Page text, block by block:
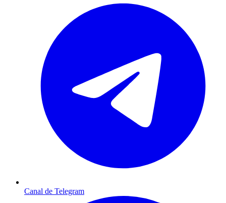
Canal de Telegram